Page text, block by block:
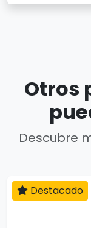
Otros
Descubre
Destacado